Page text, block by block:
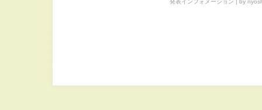
発表インフォメーション | by